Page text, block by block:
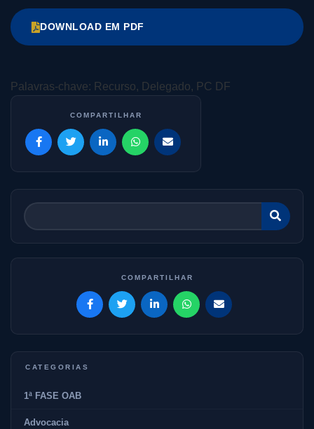
DOWNLOAD EM PDF
Palavras-chave: Recurso, Delegado, PC DF
CATEGORIAS
1ª FASE OAB
Advocacia